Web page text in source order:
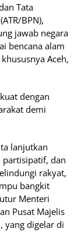
Tata
BPN),
jawab negara
bencana alam
Aceh,
dengan
demi
lanjutkan
partisipatif, dan
rakyat,
bangkit
Menteri
Pusat Majelis
yang digelar di